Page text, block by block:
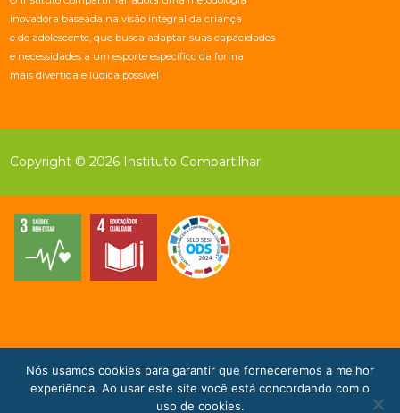
inovadora baseada na visão integral da criança
e do adolescente, que busca adaptar suas capacidades
e necessidades a um esporte específico da forma
mais divertida e lúdica possível
Copyright © 2026 Instituto Compartilhar
Doe Agora!
Nós usamos cookies para garantir que forneceremos a melhor
experiência. Ao usar este site você está concordando com o
uso de cookies.